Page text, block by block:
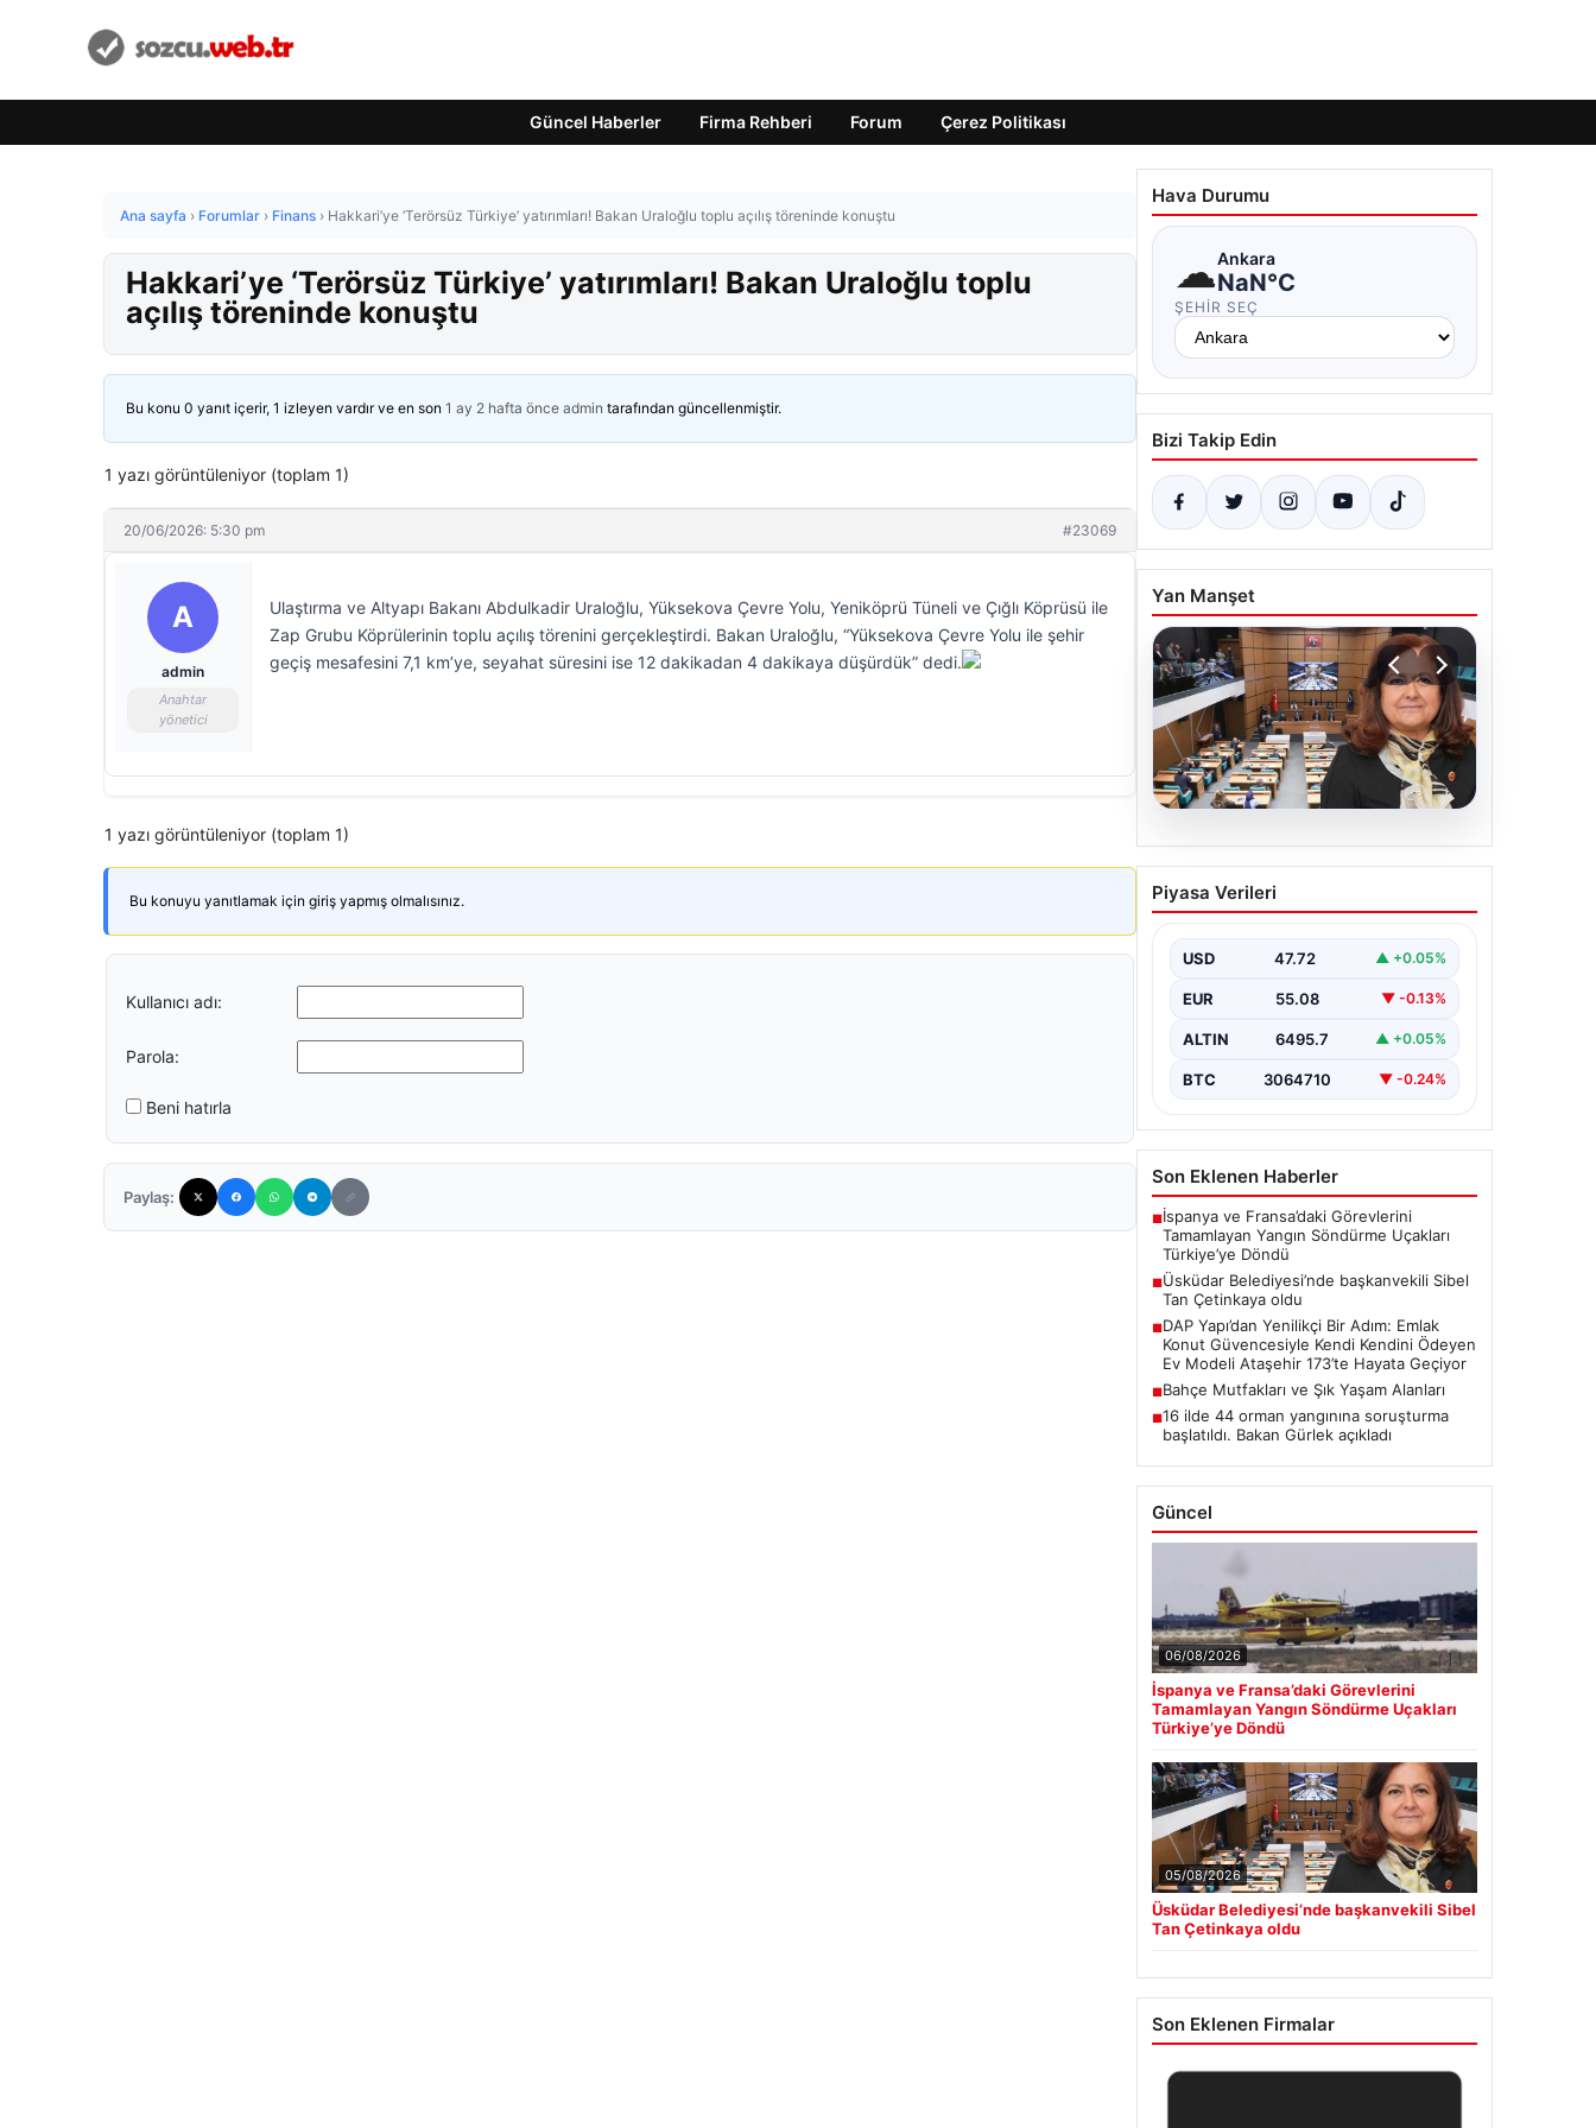
Güncel Haberler Firma Rehberi Forum Çerez Politikası
Ana sayfa › Forumlar › Finans › Hakkari’ye ‘Terörsüz Türkiye’ yatırımları! Bakan Uraloğlu toplu açılış töreninde konuştu
Hakkari’ye ‘Terörsüz Türkiye’ yatırımları! Bakan Uraloğlu toplu
açılış töreninde konuştu
Bu konu 0 yanıt içerir, 1 izleyen vardır ve en son 1 ay 2 hafta önce admin tarafından güncellenmiştir.
1 yazı görüntüleniyor (toplam 1)
20/06/2026: 5:30 pm #23069
A
admin
Anahtar
yönetici
Ulaştırma ve Altyapı Bakanı Abdulkadir Uraloğlu, Yüksekova Çevre Yolu, Yeniköprü Tüneli ve Çığlı Köprüsü ile
Zap Grubu Köprülerinin toplu açılış törenini gerçekleştirdi. Bakan Uraloğlu, “Yüksekova Çevre Yolu ile şehir
geçiş mesafesini 7,1 km’ye, seyahat süresini ise 12 dakikadan 4 dakikaya düşürdük” dedi.
1 yazı görüntüleniyor (toplam 1)
Bu konuyu yanıtlamak için giriş yapmış olmalısınız.
Kullanıcı adı:
Parola:
Beni hatırla
Paylaş:
Hava Durumu
☁Ankara
NaN°C
ŞEHIR SEÇ
Bizi Takip Edin
Yan Manşet
Üsküdar Belediyesi’nde
başkanvekili Sibel Tan
Piyasa Verileri
USD 47.72 ▲ +0.05%
EUR 55.08 ▼ -0.13%
ALTIN 6495.7 ▲ +0.05%
BTC 3064710 ▼ -0.24%
Son Eklenen Haberler
■İspanya ve Fransa’daki Görevlerini
Tamamlayan Yangın Söndürme Uçakları
Türkiye’ye Döndü
■Üsküdar Belediyesi’nde başkanvekili Sibel
Tan Çetinkaya oldu
■DAP Yapı’dan Yenilikçi Bir Adım: Emlak
Konut Güvencesiyle Kendi Kendini Ödeyen
Ev Modeli Ataşehir 173’te Hayata Geçiyor
■Bahçe Mutfakları ve Şık Yaşam Alanları
■16 ilde 44 orman yangınına soruşturma
başlatıldı. Bakan Gürlek açıkladı
Güncel
06/08/2026
İspanya ve Fransa’daki Görevlerini
Tamamlayan Yangın Söndürme Uçakları
Türkiye’ye Döndü
05/08/2026
Üsküdar Belediyesi’nde başkanvekili Sibel
Tan Çetinkaya oldu
Son Eklenen Firmalar